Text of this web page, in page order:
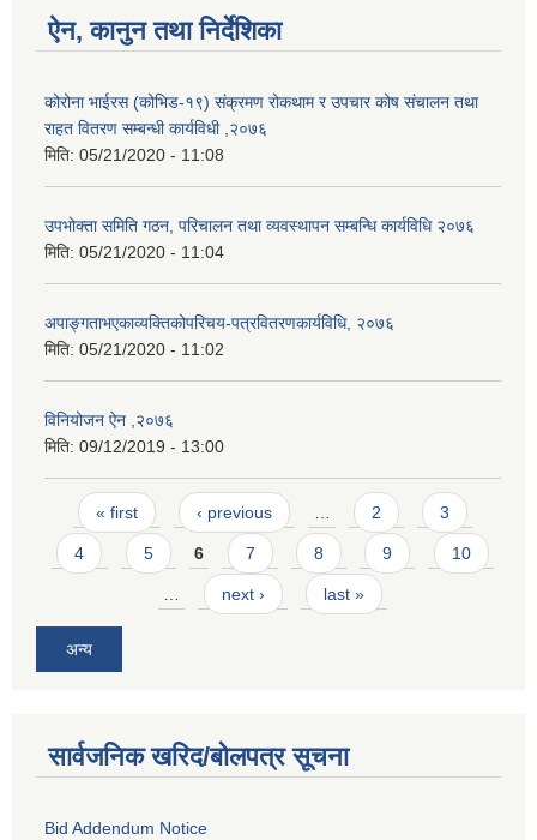
ऐन, कानुन तथा निर्देशिका
कोरोना भाईरस (कोभिड-१९) संक्रमण रोकथाम र उपचार कोष संचालन तथा
राहत वितरण सम्बन्धी कार्यविधी ,२०७६
मिति: 05/21/2020 - 11:08
उपभोक्ता समिति गठन, परिचालन तथा व्यवस्थापन सम्बन्धि कार्यविधि २०७६
मिति: 05/21/2020 - 11:04
अपाङ्गताभएकाव्यक्तिकोपरिचय-पत्रवितरणकार्यविधि, २०७६
मिति: 05/21/2020 - 11:02
विनियोजन ऐन ,२०७६
मिति: 09/12/2019 - 13:00
Pages
« first ‹ previous 2 3
4 5 6 7 8 9 10
next › last »
अन्य
सार्वजनिक खरिद/बोलपत्र सूचना
Bid Addendum Notice